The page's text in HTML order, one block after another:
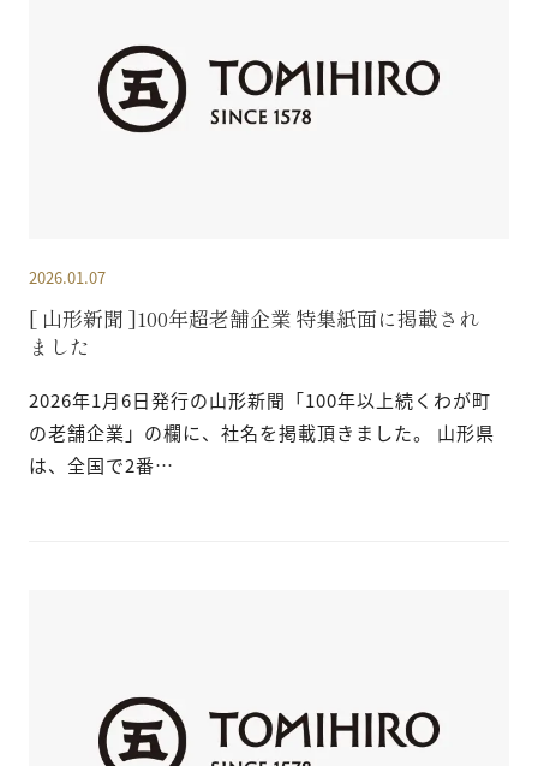
2026.01.07
[ 山形新聞 ]100年超老舗企業 特集紙面に掲載され
ました
2026年1月6日発行の山形新聞「100年以上続くわが町
の老舗企業」の欄に、社名を掲載頂きました。 山形県
は、全国で2番…